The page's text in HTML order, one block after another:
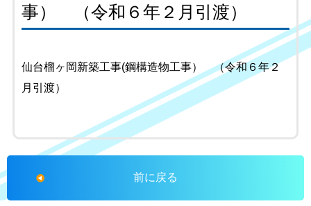
事） （令和６年２月引渡）
仙台榴ヶ岡新築工事(鋼構造物工事） （令和６年２
月引渡）
前に戻る